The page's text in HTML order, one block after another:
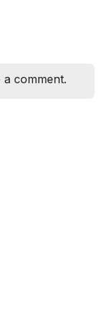
comment.